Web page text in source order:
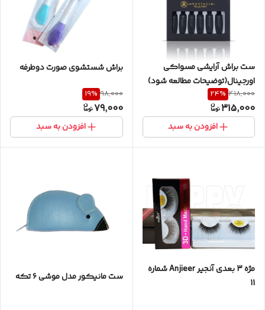
ست براش آرایشی مسواکی
اورجینال(توضیحات مطالعه شود)
418,000
24%
315,000
افزودن به سبد
براش شستشوی صورت دوطرفه
98,000
19%
79,000
افزودن به سبد
مژه 3 بعدی آنجیر Anjieer شماره
11
ست مانیکور مدل موشی ۶ تکه